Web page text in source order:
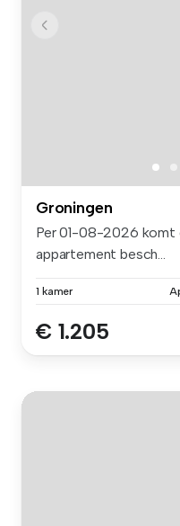
Groningen
Per 01-08-2026 komt
appartement besch...
1 kamer
€ 1.205